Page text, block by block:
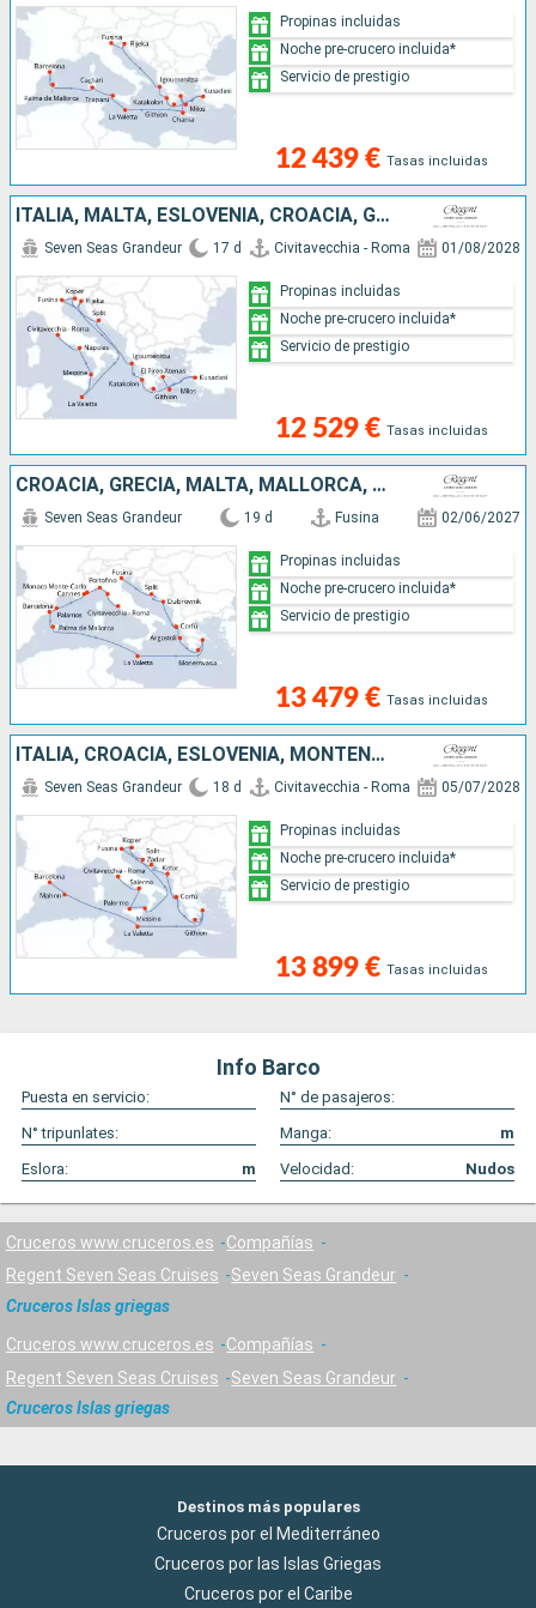
12 439 € Tasas incluidas
Propinas incluidas
Noche pre-crucero incluida*
Servicio de prestigio
ITALIA, MALTA, ESLOVENIA, CROACIA, GRECIA, TURQUÍA
Seven Seas Grandeur 17 d Civitavecchia - Roma 01/08/2028
12 529 € Tasas incluidas
Propinas incluidas
Noche pre-crucero incluida*
Servicio de prestigio
CROACIA, GRECIA, MALTA, MALLORCA, ESPAÑA, FRANCIA, MONACO, ITALIA
Seven Seas Grandeur 19 d Fusina 02/06/2027
13 479 € Tasas incluidas
Propinas incluidas
Noche pre-crucero incluida*
Servicio de prestigio
ITALIA, CROACIA, ESLOVENIA, MONTENEGRO, GRECIA, MALTA, ESPAÑA
Seven Seas Grandeur 18 d Civitavecchia - Roma 05/07/2028
13 899 € Tasas incluidas
Propinas incluidas
Noche pre-crucero incluida*
Servicio de prestigio
Info Barco
Puesta en servicio:
N° de pasajeros:
N° tripunlates:
Manga:
m
Eslora:
m Velocidad: Nudos
Cruceros www.cruceros.es
Compañías
Regent Seven Seas Cruises
Seven Seas Grandeur
Cruceros Islas griegas
Cruceros www.cruceros.es
Compañías
Regent Seven Seas Cruises
Seven Seas Grandeur
Cruceros Islas griegas
Destinos más populares
Cruceros por el Mediterráneo
Cruceros por las Islas Griegas
Cruceros por el Caribe